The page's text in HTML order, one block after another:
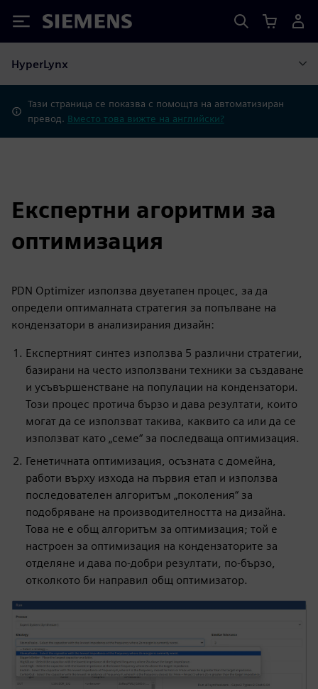
Siemens
HyperLynx
Тази страница се показва с помощта на автоматизиран
превод. Вместо това вижте на английски?
Експертни агоритми за
оптимизация
PDN Optimizer използва двуетапен процес, за да
определи оптималната стратегия за попълване на
кондензатори в анализирания дизайн:
Експертният синтез използва 5 различни стратегии,
базирани на често използвани техники за създаване
и усъвършенстване на популации на кондензатори.
Този процес протича бързо и дава резултати, които
могат да се използват такива, каквито са или да се
използват като „семе“ за последваща оптимизация.
Генетичната оптимизация, осъзната с домейна,
работи върху изхода на първия етап и използва
последователен алгоритъм „поколения“ за
подобряване на производителността на дизайна.
Това не е общ алгоритъм за оптимизация; той е
настроен за оптимизация на кондензаторите за
отделяне и дава по-добри резултати, по-бързо,
отколкото би направил общ оптимизатор.